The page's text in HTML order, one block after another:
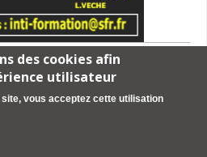
site web pour cabinet dentaire créé
des cookies afin
utilisateur
vous acceptez cette utilisation